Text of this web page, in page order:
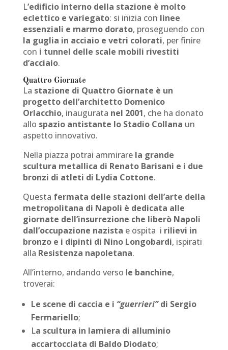
L’edificio interno della stazione è molto
eclettico e variegato: si inizia con linee
essenziali e marmo dorato, proseguendo con
la guglia in acciaio e vetri colorati, per finire
con i tunnel delle scale mobili rivestiti
d’acciaio.
Quattro Giornate
La stazione di Quattro Giornate è un
progetto dell’architetto Domenico
Orlacchio, inaugurata nel 2001, che ha donato
allo spazio antistante lo Stadio Collana un
aspetto innovativo.
Nella piazza potrai ammirare la grande
scultura metallica di Renato Barisani e i due
bronzi di atleti di Lydia Cottone.
Questa fermata delle stazioni dell’arte della
metropolitana di Napoli è dedicata alle
giornate dell’insurrezione che liberò Napoli
dall’occupazione nazista e ospita i rilievi in
bronzo e i dipinti di Nino Longobardi, ispirati
alla Resistenza napoletana.
All’interno, andando verso le banchine,
troverai:
Le scene di caccia e i “guerrieri”di Sergio
Fermariello;
La scultura in lamiera di alluminio
accartocciata di Baldo Diodato;